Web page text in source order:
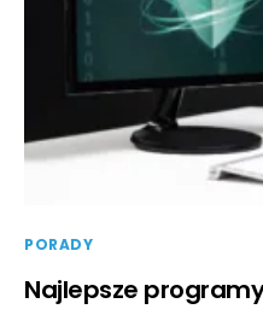
PORADY
Najlepsze